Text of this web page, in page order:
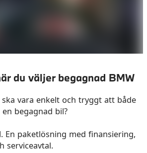
du väljer begagnad BMW
vara enkelt och tryggt att både
begagnad bil?
En paketlösning med finansiering,
serviceavtal.